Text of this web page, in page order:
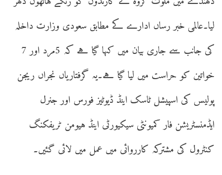
لیا۔عالمی خبر رساں ادارے کے مطابق سعودی وزارت داخلہ
کی جانب سے جاری بیان میں کہا گیا ہے کہ 5مرد اور 7
خواتین کو حراست میں لیا گیا ہے۔یہ گرفتاریاں نجراں ریجن
پولیس کی اسپیشل ٹاسک اینڈ ڈیوٹیز فورس اور جنرل
ایڈمنسٹریشن فار کمیونٹی سیکیورٹی اینڈ ہیومن ٹریفکنگ
کنٹرول کی مشترکہ کارروائی میں عمل میں لائی گئیں۔